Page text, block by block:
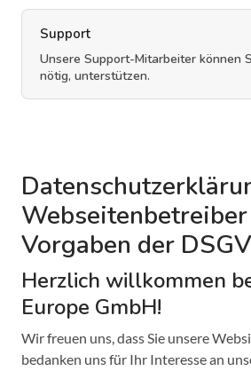
Support
Unsere Support-Mitarbeiter können
nötig, unterstützen.
Webseitenbetreiber
Vorgaben der
Herzlich willkommen
Europe GmbH!
Wir freuen uns, dass Sie unsere
bedanken uns für Ihr Interesse an